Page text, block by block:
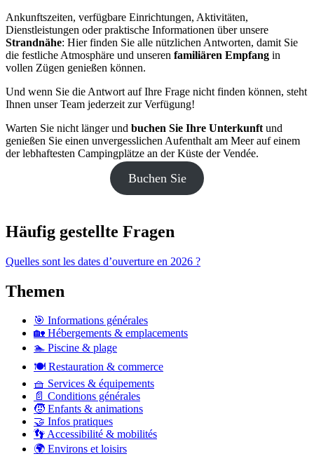
Ankunftszeiten, verfügbare Einrichtungen, Aktivitäten,
Dienstleistungen oder praktische Informationen über unsere
Strandnähe: Hier finden Sie alle nützlichen Antworten, damit Sie
die festliche Atmosphäre und unseren familiären Empfang in
vollen Zügen genießen können.
Und wenn Sie die Antwort auf Ihre Frage nicht finden können, steht
Ihnen unser Team jederzeit zur Verfügung!
Warten Sie nicht länger und buchen Sie Ihre Unterkunft und
genießen Sie einen unvergesslichen Aufenthalt am Meer auf einem
der lebhaftesten Campingplätze an der Küste der Vendée.
Buchen Sie
Häufig gestellte Fragen
Quelles sont les dates d’ouverture en 2026 ?
Themen
🎯 Informations générales
🏡 Hébergements & emplacements
🏊 Piscine & plage
🍽️ Restauration & commerce
🧺 Services & équipements
📄 Conditions générales
🧒 Enfants & animations
🤝 Infos pratiques
👣 Accessibilité & mobilités
🌍 Environs et loisirs